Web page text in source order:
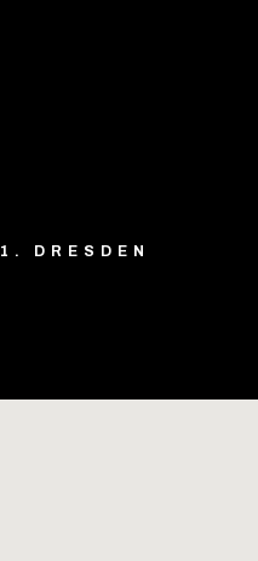
DRESDEN